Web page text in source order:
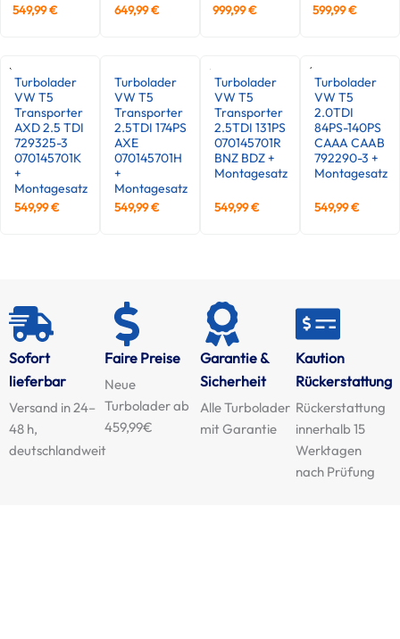
549,99€ 649,99€ 999,99€ 599,99€
Turbolader
VW T5
Transporter
AXD 2.5 TDI
729325-3
070145701K
+
Montagesatz
549,99€
Turbolader
VW T5
Transporter
2.5TDI 174PS
AXE
070145701H
+
Montagesatz
549,99€
Turbolader
VW T5
Transporter
2.5TDI 131PS
070145701R
BNZ BDZ +
Montagesatz
549,99€
Turbolader
VW T5
2.0TDI
84PS-140PS
CAAA CAAB
792290-3 +
Montagesatz
549,99€
Sofort
lieferbar
Versand in 24–
48 h,
deutschlandweit
Faire Preise
Neue
Turbolader ab
459,99€
Garantie &
Sicherheit
Alle Turbolader
mit Garantie
Kaution
Rückerstattung
Rückerstattung
innerhalb 15
Werktagen
nach Prüfung